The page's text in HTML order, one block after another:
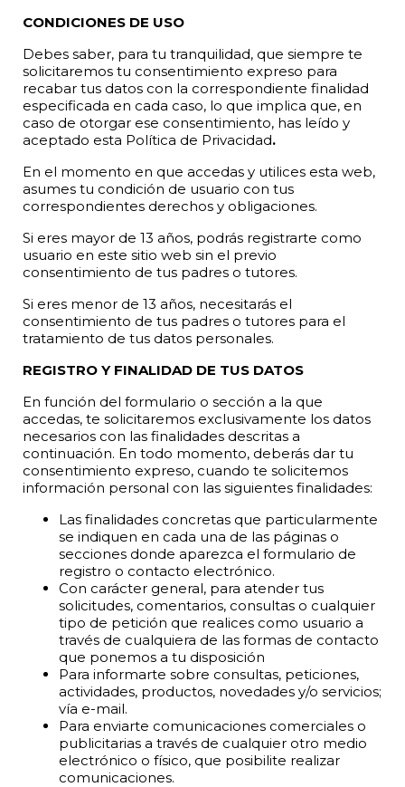
CONDICIONES DE USO
Debes saber, para tu tranquilidad, que siempre te
solicitaremos tu consentimiento expreso para
recabar tus datos con la correspondiente finalidad
especificada en cada caso, lo que implica que, en
caso de otorgar ese consentimiento, has leído y
aceptado esta Política de Privacidad.
En el momento en que accedas y utilices esta web,
asumes tu condición de usuario con tus
correspondientes derechos y obligaciones.
Si eres mayor de 13 años, podrás registrarte como
usuario en este sitio web sin el previo
consentimiento de tus padres o tutores.
Si eres menor de 13 años, necesitarás el
consentimiento de tus padres o tutores para el
tratamiento de tus datos personales.
REGISTRO Y FINALIDAD DE TUS DATOS
En función del formulario o sección a la que
accedas, te solicitaremos exclusivamente los datos
necesarios con las finalidades descritas a
continuación. En todo momento, deberás dar tu
consentimiento expreso, cuando te solicitemos
información personal con las siguientes finalidades:
Las finalidades concretas que particularmente
se indiquen en cada una de las páginas o
secciones donde aparezca el formulario de
registro o contacto electrónico.
Con carácter general, para atender tus
solicitudes, comentarios, consultas o cualquier
tipo de petición que realices como usuario a
través de cualquiera de las formas de contacto
que ponemos a tu disposición
Para informarte sobre consultas, peticiones,
actividades, productos, novedades y/o servicios;
vía e-mail.
Para enviarte comunicaciones comerciales o
publicitarias a través de cualquier otro medio
electrónico o físico, que posibilite realizar
comunicaciones.